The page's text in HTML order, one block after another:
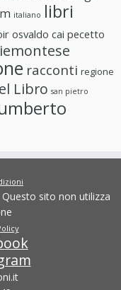
italiano libri
osvaldo cai pecetto
racconti regione
Libro san pietro
Questo sito non utilizza